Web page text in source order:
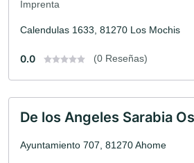
Imprenta
Calendulas 1633, 81270 Los Mochis
0.0 (0 Reseñas)
De los Angeles Sarabia
Ayuntamiento 707, 81270 Ahome